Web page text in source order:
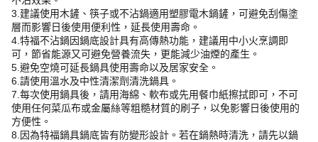
3.建議使用木鏟、筷子或不沾鍋適用塑膠電木鍋鏟，可避免刮傷塗
層而影響日後使用便利性，延長使用壽命。
4.特福不沾鍋因鍋底設計具有高傳熱功能，建議用中小火烹調即
可，節省能源又可避免營養流失，更能減少油煙的產生。
5.避免空燒可延長鍋具使用壽命以及居家安全。
6.請使用溫水及中性清潔劑清洗鍋具。
7.每次使用鍋具後，請用海綿、軟布或先用餐巾紙擦拭即可，不可
使用任何菜瓜布或金屬絲等粗糙材質的刷子，以免影響日後使用的
方便性。
8.因為特福鍋具鍋底皆有防變形設計。若在鍋熱時清洗，請先以鍋